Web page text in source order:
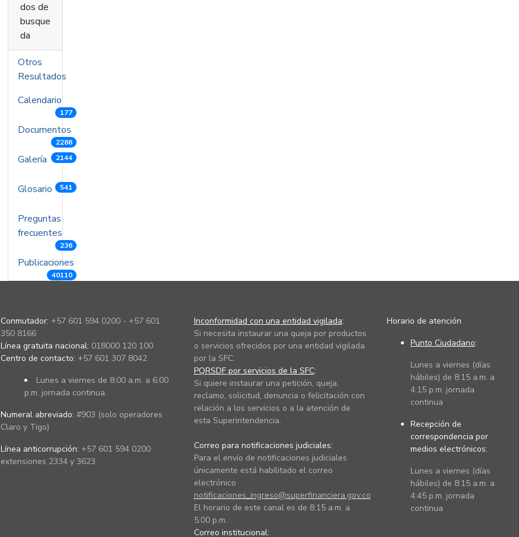
dos de
busque
da
Otros
Resultados
Calendario
177
Documentos
2286
Galería 2144
Glosario 541
Preguntas
frecuentes
236
Publicaciones
40110
Conmutador: +57 601 594 0200 - +57 601
350 8166
Línea gratuita nacional: 018000 120 100
Centro de contacto: +57 601 307 8042
Lunes a viernes de 8:00 a.m. a 6:00
p.m. jornada continua.
Numeral abreviado: #903 (solo operadores
Claro y Tigo)
Línea anticorrupción: +57 601 594 0200
extensiones 2334 y 3623
Inconformidad con una entidad vigilada:
Si necesita instaurar una queja por productos
o servicios ofrecidos por una entidad vigilada
por la SFC.
PQRSDF por servicios de la SFC:
Si quiere instaurar una petición, queja,
reclamo, solicitud, denuncia o felicitación con
relación a los servicios o a la atención de
esta Superintendencia.
Correo para notificaciones judiciales:
Para el envío de notificaciones judiciales
únicamente está habilitado el correo
electrónico
notificaciones_ingreso@superfinanciera.gov.co
El horario de este canal es de 8:15 a.m. a
5:00 p.m.
Correo institucional:
Horario de atención
Punto Ciudadano:
Lunes a viernes (días
hábiles) de 8:15 a.m. a
4:15 p.m. jornada
continua
Recepción de
correspondencia por
medios electrónicos:
Lunes a viernes (días
hábiles) de 8:15 a.m. a
4:45 p.m. jornada
continua